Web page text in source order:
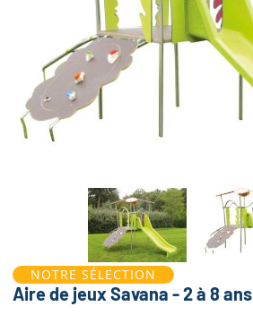
NOTRE SÉLECTION
Aire de jeux Savana - 2 à 8 ans